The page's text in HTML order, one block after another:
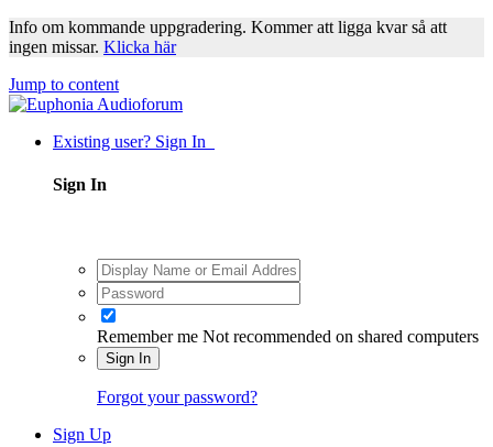
Info om kommande uppgradering. Kommer att ligga kvar så att
ingen missar. Klicka här
Jump to content
Existing user? Sign In
Sign In
Remember me Not recommended on shared computers
Sign In
Forgot your password?
Sign Up